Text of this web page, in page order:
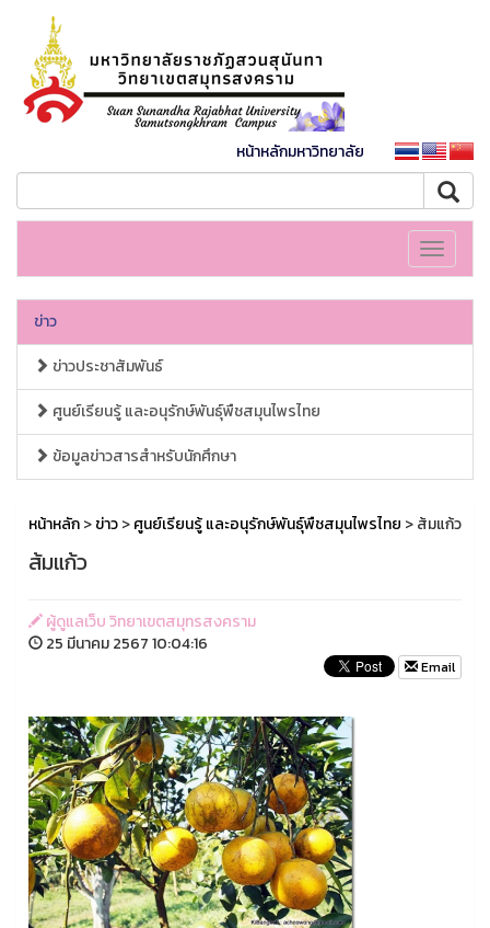
หน้าหลักมหาวิทยาลัย
Toggle
ข่าว
ข่าวประชาสัมพันธ์
ศูนย์เรียนรู้ และอนุรักษ์พันธุ์พืชสมุนไพรไทย
ข้อมูลข่าวสารสำหรับนักศึกษา
หน้าหลัก>ข่าว>ศูนย์เรียนรู้ และอนุรักษ์พันธุ์พืชสมุนไพรไทย > ส้มแก้ว
ส้มแก้ว
ผู้ดูแลเว็บ วิทยาเขตสมุทรสงคราม
25 มีนาคม 2567 10:04:16
Email